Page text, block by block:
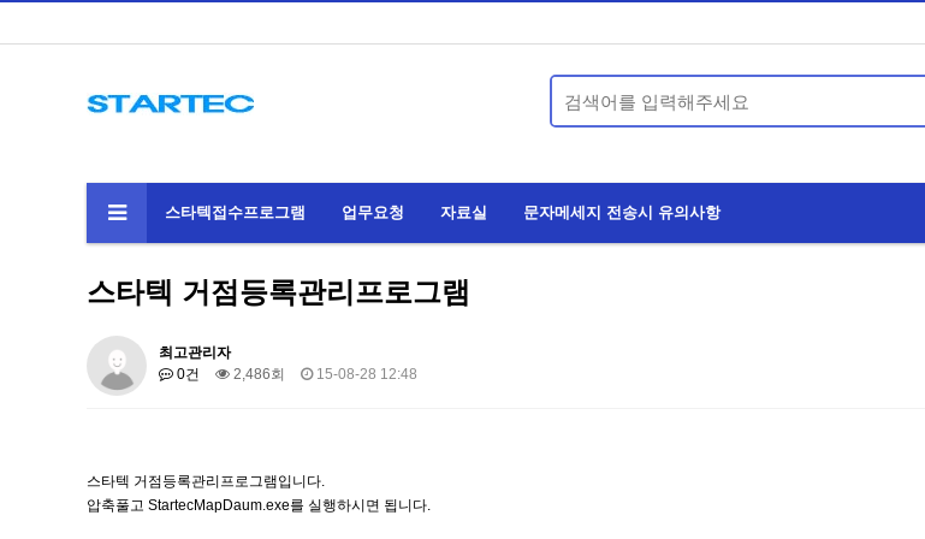
스타텍접수프로그램 업무요청 자료실 문자메세지 전송시 유의사항
스타텍 거점등록관리프로그램
최고관리자
0건
2,486회 15-08-28 12:48
스타텍 거점등록관리프로그램입니다.
압축풀고 StartecMapDaum.exe를 실행하시면 됩니다.